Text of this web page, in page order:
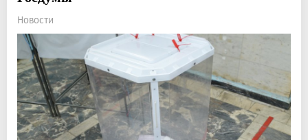
Новости